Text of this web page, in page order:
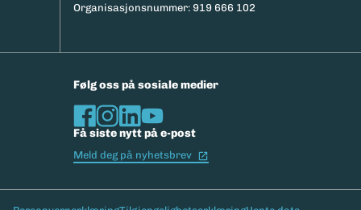
Organisasjonsnummer: 919 666 102
Følg oss på sosiale medier
Få siste nytt på e-post
Meld deg på nyhetsbrev